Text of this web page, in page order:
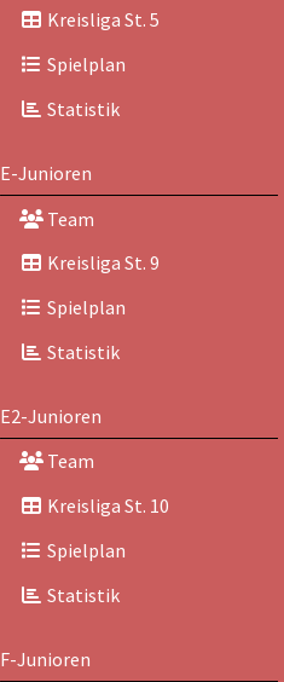
Kreisliga St. 5
Spielplan
Statistik
E-Junioren
Team
Kreisliga St. 9
Spielplan
Statistik
E2-Junioren
Team
Kreisliga St. 10
Spielplan
Statistik
F-Junioren